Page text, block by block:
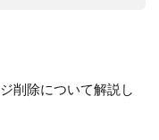
削除について解説し